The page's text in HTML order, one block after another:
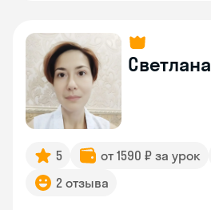
Светлана
5 от 1590 ₽ за урок
2 отзыва